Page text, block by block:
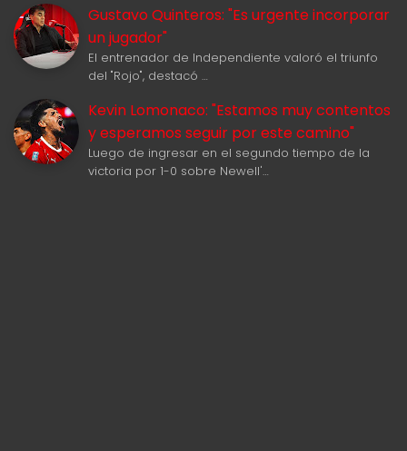
Gustavo Quinteros: "Es urgente incorporar
un jugador"
El entrenador de Independiente valoró el triunfo
del "Rojo", destacó …
Kevin Lomonaco: "Estamos muy contentos
y esperamos seguir por este camino"
Luego de ingresar en el segundo tiempo de la
victoria por 1-0 sobre Newell'…